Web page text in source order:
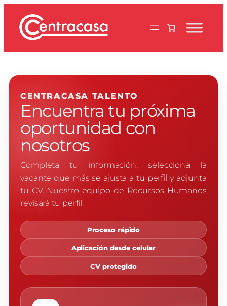
contenido
CENTRACASA TALENTO
Encuentra tu próxima
oportunidad con
nosotros
Completa tu información, selecciona la
vacante que más se ajusta a tu perfil y adjunta
tu CV. Nuestro equipo de Recursos Humanos
revisará tu perfil.
Proceso rápido
Aplicación desde celular
CV protegido